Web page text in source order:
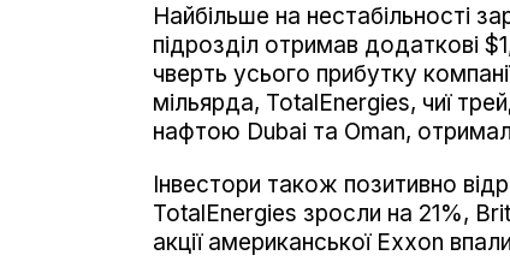
Найбільше на нестабільності
підрозділ отримав додаткові
чверть усього прибутку
мільярда, TotalEnergies, чиї
нафтою Dubai та Oman,
Інвестори також позитивно
TotalEnergies зросли на 21%,
акції американської Exxon